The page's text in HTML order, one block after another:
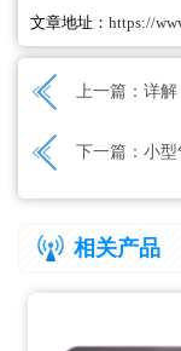
文章地址： https://
上一篇： 详解
下一篇： 小型
相关产品